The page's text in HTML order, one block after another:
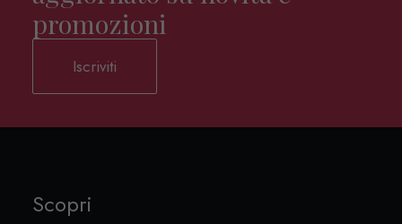
promozioni
Iscriviti
Scopri